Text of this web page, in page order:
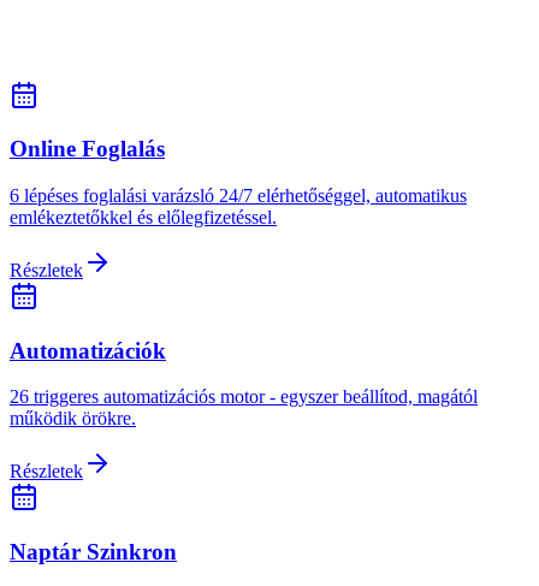
Online Foglalás
6 lépéses foglalási varázsló 24/7 elérhetőséggel, automatikus
emlékeztetőkkel és előlegfizetéssel.
Részletek
Automatizációk
26 triggeres automatizációs motor - egyszer beállítod, magától
működik örökre.
Részletek
Naptár Szinkron